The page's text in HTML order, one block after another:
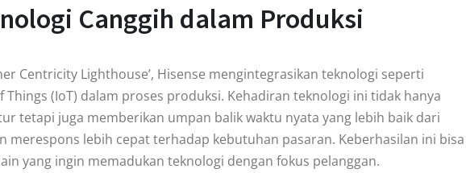
Canggih dalam Produksi
Centricity Lighthouse’, Hisense mengintegrasikan teknologi seperti
(IoT) dalam proses produksi. Kehadiran teknologi ini tidak hanya
tetapi juga memberikan umpan balik waktu nyata yang lebih baik dari
merespons lebih cepat terhadap kebutuhan pasaran. Keberhasilan ini bisa
yang ingin memadukan teknologi dengan fokus pelanggan.